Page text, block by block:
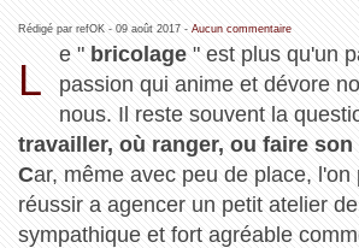
Rédigé par refOK - 09 août 2017- Aucun commentaire
L
e " bricolage " est plus qu'un
passion qui anime et dévore
nous. Il reste souvent la
travailler, où ranger, ou faire
Car, même avec peu de place, l'on
réussir a agencer un petit atelier
sympathique et fort agréable